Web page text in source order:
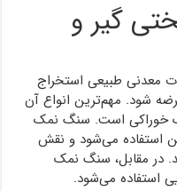
گیر و
معدنی طبیعی استخراج
شود. مهم‌ترین انواع آن
است. سنگ نمک
استفاده می‌شود و نقش
در مقابل، سنگ نمک
استفاده می‌شود.